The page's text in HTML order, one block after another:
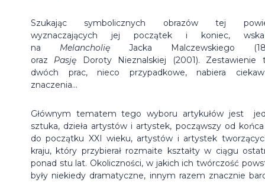
Szukając symbolicznych obrazów tej
wyznaczających jej początek i koniec,
na Melancholię Jacka Malczewskiego
oraz Pasję
Doroty Nieznalskiej (2001). Zestawienie
dwóch prac, nieco przypadkowe, nabiera
znaczenia...
Głównym tematem tego wyboru artykułów jest
sztuka, dzieła artystów i artystek, począwszy od
do początku XXI wieku, artystów i artystek
kraju, który przybierał rozmaite kształty w ciągu
ponad stu lat. Okoliczności, w jakich ich twórczość
były niekiedy dramatyczne, innym razem znacznie